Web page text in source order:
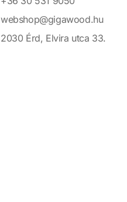
webshop@gigawood.hu
2030 Érd, Elvira utca 33.